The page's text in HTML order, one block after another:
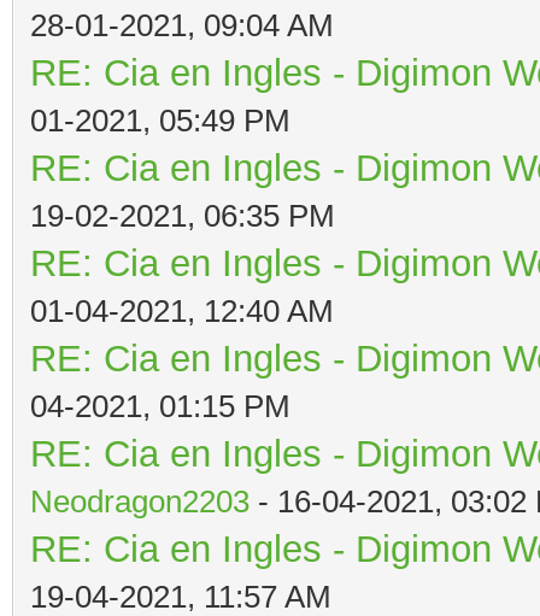
28-01-2021, 09:04 AM
RE: Cia en Ingles - Digimon
01-2021, 05:49 PM
RE: Cia en Ingles - Digimon
19-02-2021, 06:35 PM
RE: Cia en Ingles - Digimon
01-04-2021, 12:40 AM
RE: Cia en Ingles - Digimon
04-2021, 01:15 PM
RE: Cia en Ingles - Digimon
Neodragon2203 - 16-04-2021, 03:02
RE: Cia en Ingles - Digimon
19-04-2021, 11:57 AM